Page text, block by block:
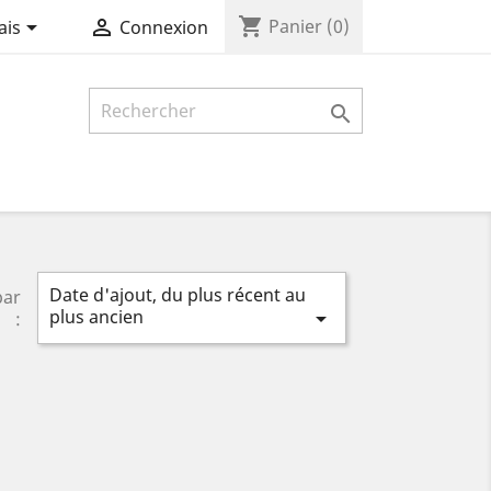
  Connexion shopping_cart Panier (0)

:
Date d'ajout, du plus récent au
plus ancien
